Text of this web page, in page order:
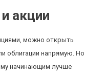
акции
можно открыть
облигации напрямую. Но
начинающим лучше